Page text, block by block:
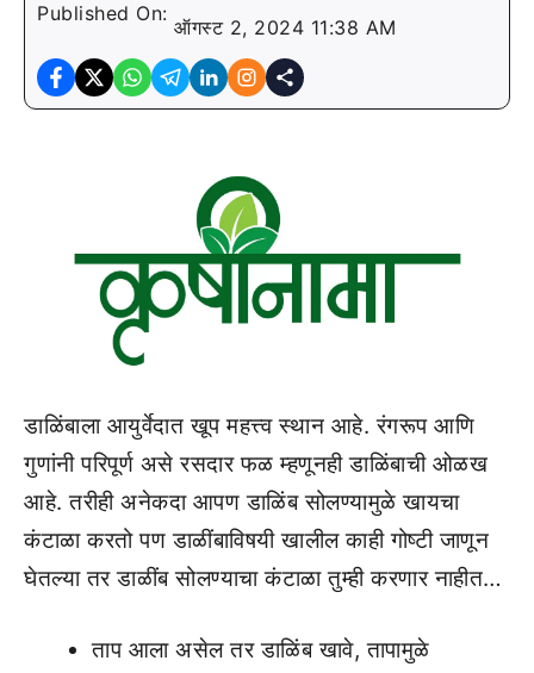
Published On:
ऑगस्ट 2, 2024 11:38 AM
डाळिंबाला आयुर्वेदात खूप महत्त्व स्थान आहे. रंगरूप आणि
गुणांनी परिपूर्ण असे रसदार फळ म्हणूनही डाळिंबाची ओळख
आहे. तरीही अनेकदा आपण डाळिंब सोलण्यामुळे खायचा
कंटाळा करतो पण डाळींबाविषयी खालील काही गोष्टी जाणून
घेतल्या तर डाळींब सोलण्याचा कंटाळा तुम्ही करणार नाहीत…
ताप आला असेल तर डाळिंब खावे, तापामुळे